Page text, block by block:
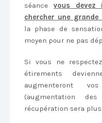
séancevous devez
chercher une grande
la phase de
moyen pour ne pas
Si vous ne
étirements
augmenteront
(augmentation
récupération sera